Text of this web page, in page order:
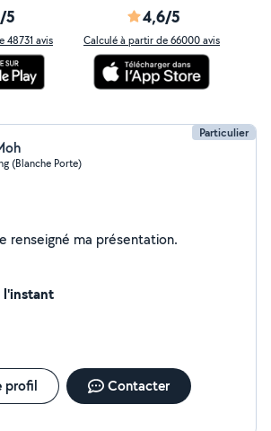
5
48731 avis
4,6/5
Calculé à partir de 66000 avis
Particulier
(Blanche Porte)
Je n'ai pas encore renseigné ma présentation.
l'instant
profil Contacter